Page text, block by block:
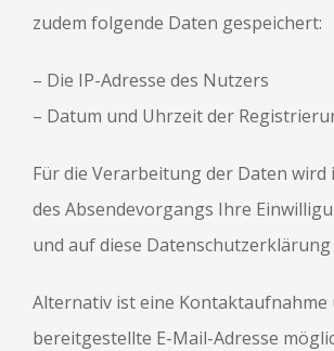
zudem folgende Daten gespeichert:
– Die IP-Adresse des Nutzers
– Datum und Uhrzeit der
Für die Verarbeitung der Daten wird
des Absendevorgangs Ihre
und auf diese Datenschutzerklärung
Alternativ ist eine Kontaktaufnahme
bereitgestellte E-Mail-Adresse